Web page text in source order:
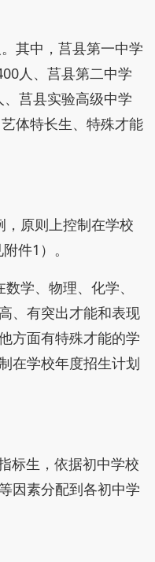
其中，莒县第一中学
人、莒县第二中学
莒县实验高级中学
体特长生、特殊才能
，原则上控制在学校
件1）。
学、物理、化学、
、有突出才能和表现
方面有特殊才能的学
在学校年度招生计划
标生，依据初中学校
因素分配到各初中学